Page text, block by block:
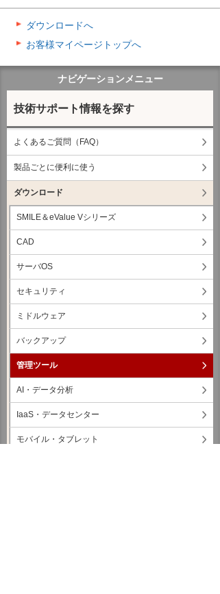
ダウンロードへ
お客様マイページトップへ
ナビゲーションメニュー
技術サポート情報を探す
よくあるご質問（FAQ）
製品ごとに便利に使う
ダウンロード
SMILE＆eValue Vシリーズ
CAD
サーバOS
セキュリティ
ミドルウェア
バックアップ
管理ツール
AI・データ分析
IaaS・データセンター
モバイル・タブレット